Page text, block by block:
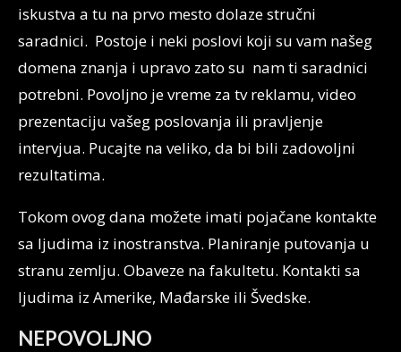
iskustva a tu na prvo mesto dolaze stručni
saradnici. Postoje i neki poslovi koji su vam našeg
domena znanja i upravo zato su nam ti saradnici
potrebni. Povoljno je vreme za tv reklamu, video
prezentaciju vašeg poslovanja ili pravljenje
intervjua. Pucajte na veliko, da bi bili zadovoljni
rezultatima.
Tokom ovog dana možete imati pojačane kontakte
sa ljudima iz inostranstva. Planiranje putovanja u
stranu zemlju. Obaveze na fakultetu. Kontakti sa
ljudima iz Amerike, Mađarske ili Švedske.
NEPOVOLJNO